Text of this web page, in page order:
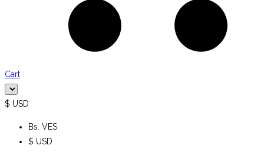
Cart
$ USD
Bs. VES
$ USD